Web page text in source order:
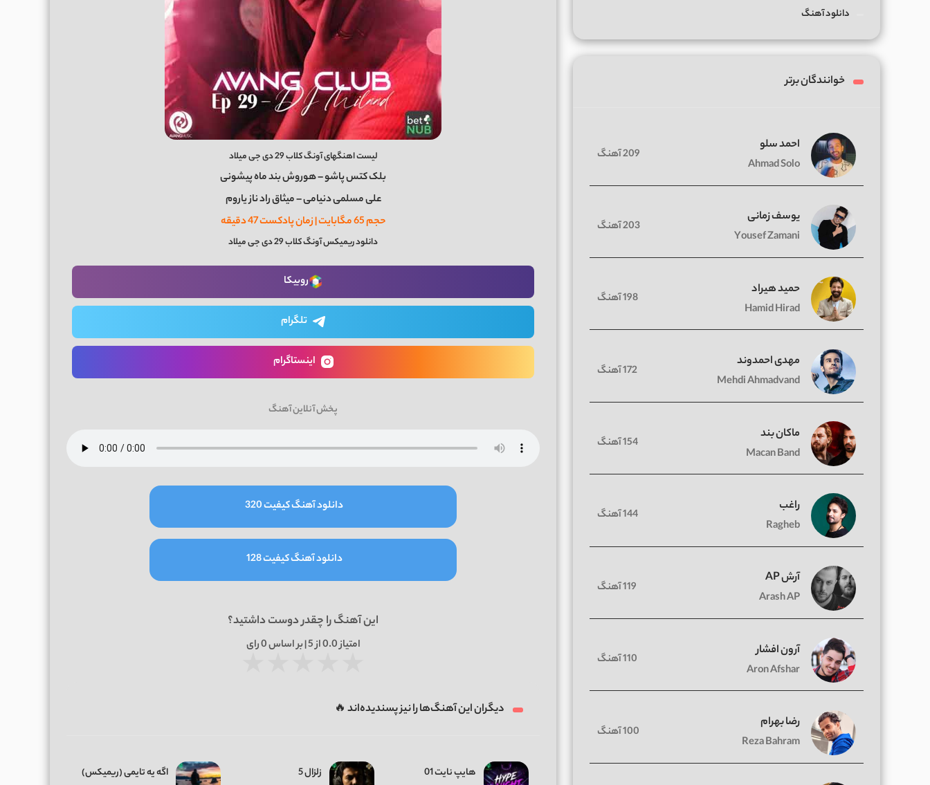
لیست اهنگهای آونگ کلاب 29 دی جی میلاد
بلک کتس پاشو – هوروش بند ماه پیشونی
علی مسلمی دنیامی – میثاق راد ناز یاروم
حجم 65 مگابایت | زمان پادکست 47 دقیقه
دانلود ریمیکس آونگ کلاب 29 دی جی میلاد
روبیکا
تلگرام
اینستاگرام
پخش آنلاین آهنگ
دانلود آهنگ کیفیت 320
دانلود آهنگ کیفیت 128
این آهنگ را چقدر دوست داشتید؟
امتیاز0.0از 5 | بر اساس 0رای
دیگران این آهنگ‌ها را نیز پسندیده‌اند 🔥
هایپ نایت 01 زلزال 5 اگه یه تایمی (ریمیکس)
دانلود آهنگ
خوانندگان برتر
احمد سلو
Ahmad Solo
209 آهنگ
یوسف زمانی
Yousef Zamani
203 آهنگ
حمید هیراد
Hamid Hirad
198 آهنگ
مهدی احمدوند
Mehdi Ahmadvand
172 آهنگ
ماکان بند
Macan Band
154 آهنگ
راغب
Ragheb
144 آهنگ
آرش AP
Arash AP
119 آهنگ
آرون افشار
Aron Afshar
110 آهنگ
رضا بهرام
Reza Bahram
100 آهنگ